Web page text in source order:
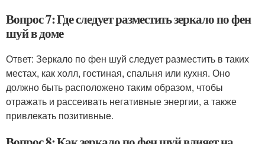
Вопрос 7: Где следует разместить зеркало по фен
шуй в доме
Ответ: Зеркало по фен шуй следует разместить в таких
местах, как холл, гостиная, спальня или кухня. Оно
должно быть расположено таким образом, чтобы
отражать и рассеивать негативные энергии, а также
привлекать позитивные.